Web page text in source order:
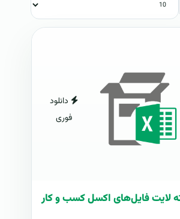
دانلود
فوری
لایت فایل‌های اکسل کسب و کار